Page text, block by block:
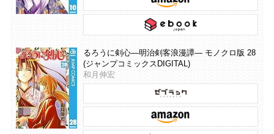
るろうに剣心―明治剣客浪漫譚― モノクロ版 28
(ジャンプコミックスDIGITAL)
和月伸宏